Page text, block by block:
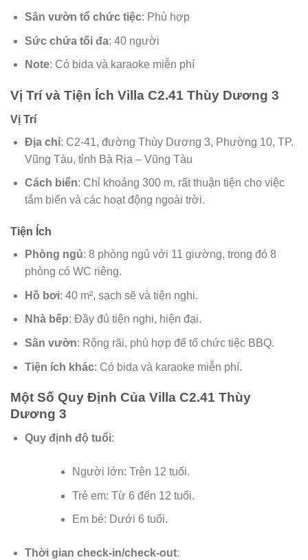
Sân vườn tổ chức tiệc: Phù hợp
Sức chứa tối đa: 40 người
Note: Có bida và karaoke miễn phí
Vị Trí và Tiện Ích Villa C2.41 Thùy Dương 3
Vị Trí
Địa chỉ: C2-41, đường Thùy Dương 3, Phường 10, TP.
Vũng Tàu, tỉnh Bà Rịa – Vũng Tàu
Cách biển: Chỉ khoảng 300 m, rất thuận tiện cho việc
tắm biển và các hoạt động ngoài trời.
Tiện Ích
Phòng ngủ: 8 phòng ngủ với 11 giường, trong đó 8
phòng có WC riêng.
Hồ bơi: 40 m², sạch sẽ và tiện nghi.
Nhà bếp: Đầy đủ tiện nghi, hiện đại.
Sân vườn: Rộng rãi, phù hợp để tổ chức tiệc BBQ.
Tiện ích khác: Có bida và karaoke miễn phí.
Một Số Quy Định Của Villa C2.41 Thùy
Dương 3
Quy định độ tuổi:
Người lớn: Trên 12 tuổi.
Trẻ em: Từ 6 đến 12 tuổi.
Em bé: Dưới 6 tuổi.
Thời gian check-in/check-out: